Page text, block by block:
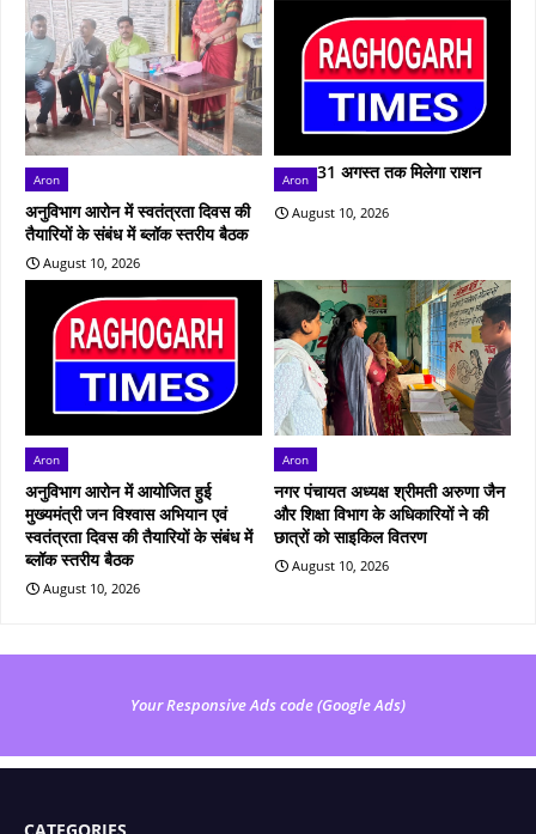
Aron
अनुविभाग आरोन में स्वतंत्रता दिवस की
तैयारियों के संबंध में ब्लॉक स्तरीय बैठक
August 10, 2026
Aron 31 अगस्त तक मिलेगा राशन
August 10, 2026
Aron
अनुविभाग आरोन में आयोजित हुई
मुख्‍यमंत्री जन विश्वास अभियान एवं
स्वतंत्रता दिवस की तैयारियों के संबंध में
ब्लॉक स्तरीय बैठक
August 10, 2026
Aron
नगर पंचायत अध्यक्ष श्रीमती अरुणा जैन
और शिक्षा विभाग के अधिकारियों ने की
छात्रों को साइकिल वितरण
August 10, 2026
Your Responsive Ads code (Google Ads)